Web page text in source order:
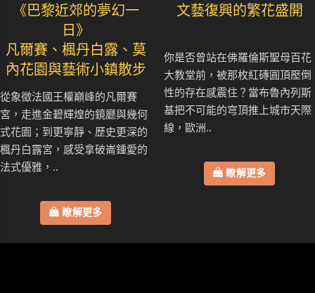
《巴黎近郊的夢幻一
日》
凡爾賽、楓丹白露、莫
內花園與藝術小鎮散步
從象徵法國王權巔峰的凡爾賽
宮，走進金碧輝煌的鏡廳與幾何
式花園；到更寧靜、歷史更深的
楓丹白露宮，感受拿破崙鍾愛的
法式優雅，..
瞭解更多
文藝復興的繁花盛開
你是否曾站在佛羅倫斯聖母百花
大教堂前，被那枚紅磚圓頂壓倒
性的存在感震住？當布魯內列斯
基把不可能的穹頂推上城市天際
線，歐洲..
瞭解更多